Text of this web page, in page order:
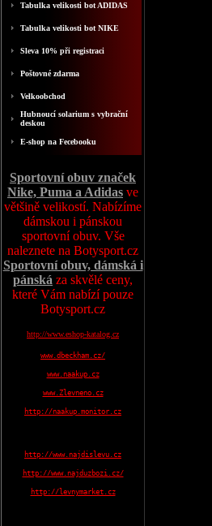
Tabulka velikosti bot ADIDAS
Tabulka velikosti bot NIKE
Sleva 10% při registraci
Poštovné zdarma
Velkoobchod
Hubnoucí solarium s vybrační
deskou
E-shop na Fecebooku
Sportovní obuv značek
Nike, Puma a Adidas ve
většině velikostí. Nabízíme
dámskou i pánskou
sportovní obuv. Vše
naleznete na Botysport.cz
Sportovní obuv, dámská i
pánská za skvělé ceny,
které Vám nabízí pouze
Botysport.cz
http://www.eshop-katalog.cz
www.dbeckham.cz/
www.naakup.cz
www.Zlevneno.cz
http://naakup.monitor.cz
http://www.najdislevu.cz
http://www.najduzbozi.cz/
http://levnymarket.cz